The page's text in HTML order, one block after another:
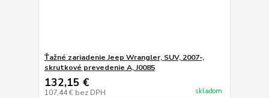
Ťažné zariadenie Jeep Wrangler, SUV, 2007-,
skrutkové prevedenie A, J0085
132,15 €
107,44 € bez DPH skladom